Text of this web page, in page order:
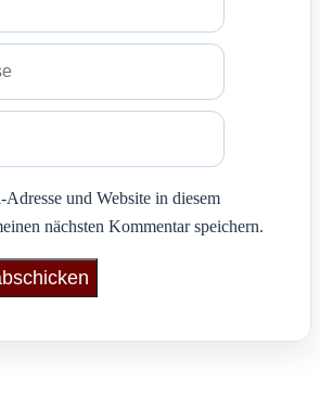
und Website in diesem
nächsten Kommentar speichern.